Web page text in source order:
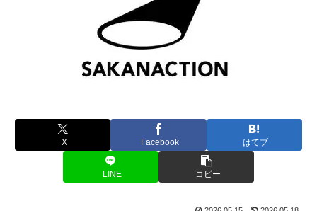
X Facebook はてブ
LINE コピー